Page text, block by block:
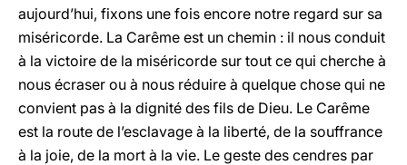
aujourd’hui, fixons une fois encore notre regard sur sa
miséricorde. La Carême est un chemin : il nous conduit
à la victoire de la miséricorde sur tout ce qui cherche à
nous écraser ou à nous réduire à quelque chose qui ne
convient pas à la dignité des fils de Dieu. Le Carême
est la route de l’esclavage à la liberté, de la souffrance
à la joie, de la mort à la vie. Le geste des cendres par